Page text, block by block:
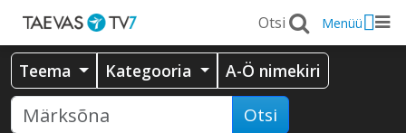
Menüü
Teema Kategooria A-Ö nimekiri
Otsi